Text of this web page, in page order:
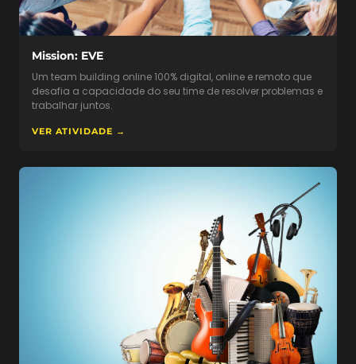
Mission: EVE
Um team building online 100% digital, online e remoto que
desafia a capacidade do seu time de resolver problemas e
trabalhar juntos.
VER ATIVIDADE →